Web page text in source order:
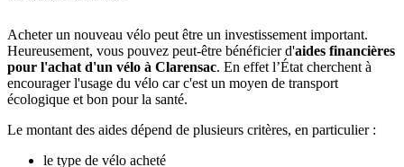
Acheter un nouveau vélo peut être un investissement important.
Heureusement, vous pouvez peut-être bénéficier d'aides financières
pour l'achat d'un vélo à Clarensac. En effet l’État cherchent à
encourager l'usage du vélo car c'est un moyen de transport
écologique et bon pour la santé.
Le montant des aides dépend de plusieurs critères, en particulier :
le type de vélo acheté